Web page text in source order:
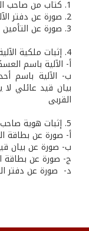
1. كتاب من صاحب العلاقة يتضمن تفاصيل الطلب.
2. صورة عن دفتر الآلية
3. صورة عن التأمين الإلزامي
4. إثبات ملكية الآلية، يرفق أحد المستندات التالية:
أ‌- الآلية باسم
ب‌- الآلية باسم
بيان قيد عائلي لا
القربى
5. إثبات هوية صاحب العلاقة، يرفق أحد المستندات التالية:
أ- صورة عن بطاقة
ب‌- صورة عن بيان
ج- صورة عن بطاقة
‌د- صورة عن دفتر